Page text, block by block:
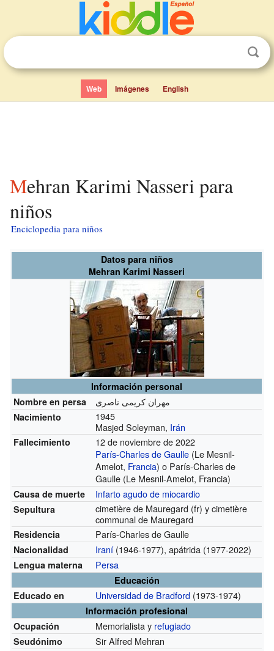
Web Imágenes English
Mehran Karimi Nasseri para
niños
Enciclopedia para niños
Datos para niños
Mehran Karimi Nasseri
Información personal
Nombre en persa
مهران کریمی ناصری
Nacimiento
1945
Masjed Soleyman, Irán
Fallecimiento
12 de noviembre de 2022
París-Charles de Gaulle (Le Mesnil-
Amelot, Francia) o París-Charles de
Gaulle (Le Mesnil-Amelot, Francia)
Causa de muerte Infarto agudo de miocardio
Sepultura cimetière de Mauregard (fr) y cimetière
communal de Mauregard
Residencia París-Charles de Gaulle
Nacionalidad Iraní (1946-1977), apátrida (1977-2022)
Lengua materna Persa
Educación
Educado en
Universidad de Bradford (1973-1974)
Información profesional
Ocupación
Memorialista y refugiado
Seudónimo Sir Alfred Mehran